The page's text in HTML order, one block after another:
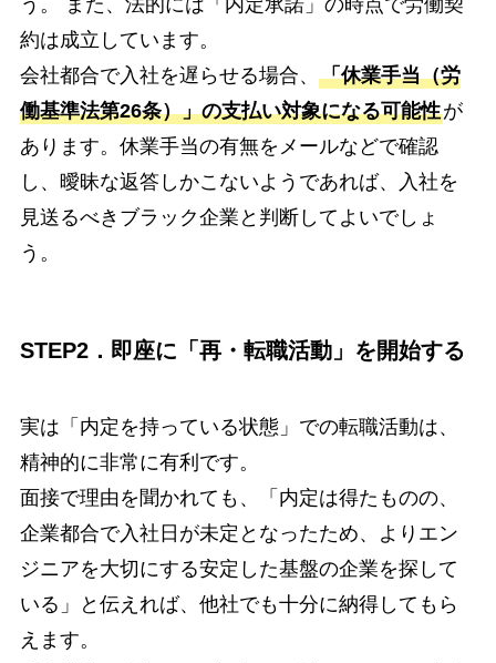
約は成立しています。
会社都合で入社を遅らせる場合、 「休業手当（労
働基準法第26条）」の支払い対象になる可能性が
あります。休業手当の有無をメールなどで確認
し、曖昧な返答しかこないようであれば、入社を
見送るべきブラック企業と判断してよいでしょ
う。
STEP2．即座に「再・転職活動」を開始する
実は「内定を持っている状態」での転職活動は、
精神的に非常に有利です。
面接で理由を聞かれても、「内定は得たものの、
企業都合で入社日が未定となったため、よりエン
ジニアを大切にする安定した基盤の企業を探して
いる」と伝えれば、他社でも十分に納得してもら
えます。